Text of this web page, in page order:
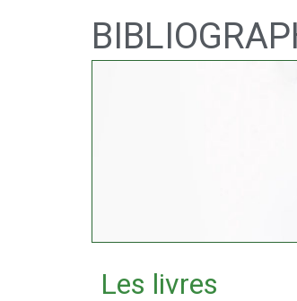
Les livres